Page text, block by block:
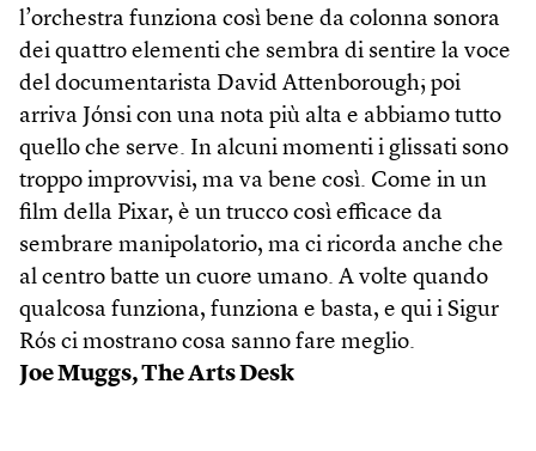
l’orchestra funziona così bene da colonna sonora
dei quattro elementi che sembra di sentire la voce
del documentarista David Attenborough; poi
arriva Jónsi con una nota più alta e abbiamo tutto
quello che serve. In alcuni momenti i glissati sono
troppo improvvisi, ma va bene così. Come in un
film della Pixar, è un trucco così efficace da
sembrare manipolatorio, ma ci ricorda anche che
al centro batte un cuore umano. A volte quando
qualcosa funziona, funziona e basta, e qui i Sigur
Rós ci mostrano cosa sanno fare meglio.
Joe Muggs, The Arts Desk